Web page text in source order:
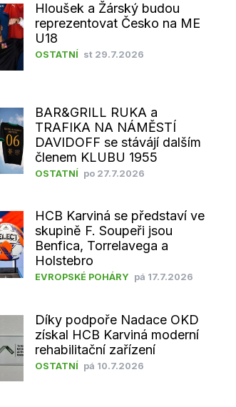
Hloušek a Žárský budou
reprezentovat Česko na ME
U18
OSTATNÍ st 29.7.2026
BAR&GRILL RUKA a
TRAFIKA NA NÁMĚSTÍ
DAVIDOFF se stávájí dalším
členem KLUBU 1955
OSTATNÍ po 27.7.2026
HCB Karviná se představí ve
skupině F. Soupeři jsou
Benfica, Torrelavega a
Holstebro
EVROPSKÉ POHÁRY pá 17.7.2026
Díky podpoře Nadace OKD
získal HCB Karviná moderní
rehabilitační zařízení
OSTATNÍ pá 10.7.2026